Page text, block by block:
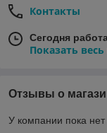
Контакты
Сегодня
Показать
Отзывы о
У компании пока